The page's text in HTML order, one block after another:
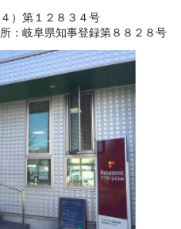
）第１２８３４号
：岐阜県知事登録第８８２８号